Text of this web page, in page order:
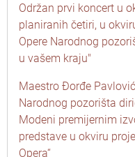
Održan prvi koncert u
planiranih četiri, u
Opere Narodnog
u vašem kraju"
Maestro Đorđe
Narodnog pozorišta
Modeni premijernim
predstave u okviru
Opera“